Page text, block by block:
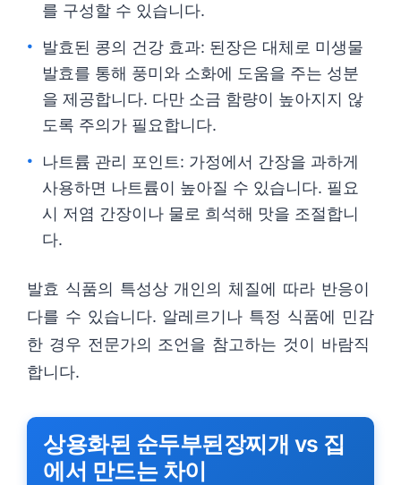
를 구성할 수 있습니다.
발효된 콩의 건강 효과: 된장은 대체로 미생물
발효를 통해 풍미와 소화에 도움을 주는 성분
을 제공합니다. 다만 소금 함량이 높아지지 않
도록 주의가 필요합니다.
나트륨 관리 포인트: 가정에서 간장을 과하게
사용하면 나트륨이 높아질 수 있습니다. 필요
시 저염 간장이나 물로 희석해 맛을 조절합니
다.
발효 식품의 특성상 개인의 체질에 따라 반응이
다를 수 있습니다. 알레르기나 특정 식품에 민감
한 경우 전문가의 조언을 참고하는 것이 바람직
합니다.
상용화된 순두부된장찌개 vs 집
에서 만드는 차이